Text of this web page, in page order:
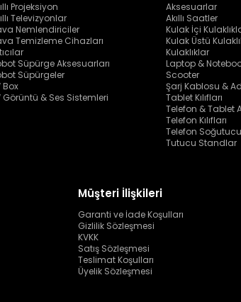
Projeksiyon
Televizyonlar
Nemlendiriciler
Temizleme Cihazları
Süpürge Aksesuarları
Süpürgeler
Box
Görüntü & Ses Sistemleri
Aksesuarlar
Akıllı Saatler
Kulak İçi
Kulak Üstü
Kulaklıklar
Laptop &
Scooter
Şarj Kablosu &
Tablet Kılıfları
Telefon & Tablet
Telefon Kılıfları
Telefon
Tutucu Standlar
Müşteri İlişkileri
Garanti ve İade Koşulları
Gizlilik Sözleşmesi
KVKK
Satış Sözleşmesi
Teslimat Koşulları
Üyelik Sözleşmesi